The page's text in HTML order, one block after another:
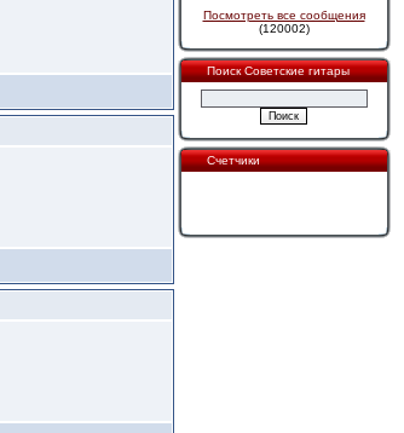
Посмотреть все сообщения
(120002)
Поиск Советские гитары
Счетчики